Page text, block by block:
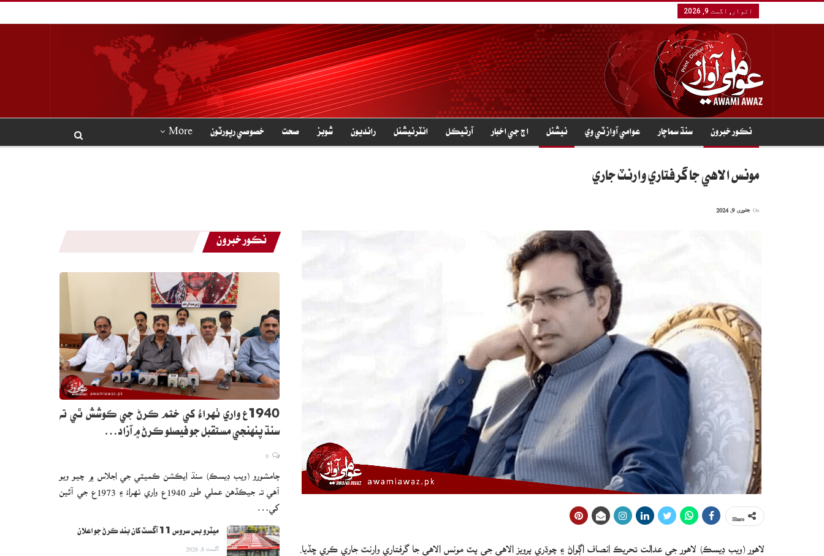
اتوار, اگست 9, 2026
نڪور خبرون سنڌ سماچار عوامي آواز ٽي وي نيشنل اڄ جي اخبار آرٽيڪل انٽرنيشنل رانديون شوبز صحت خصوصي رپورٽون More
مونس الاهي جا گرفتاري وارنٽ جاري
لاهور (ويب ڊيسڪ) لاهور جي عدالت تحريڪ انصاف اڳواڻ ۽ چوڌري پرويز الاهي جي پٽ مونس الاهي جا گرفتاري وارنٽ جاري ڪري ڇڏيا.
نڪور خبرون
1940ع واري ٺهراءُ کي ختم ڪرڻ جي ڪوشش ٿي ته
سنڌ پنهنجي مستقبل جو فيصلو ڪرڻ ۾ آزاد…
ڄامشورو (ويب ڊيسڪ) سنڌ ايڪشن ڪميٽي جي اجلاس ۾ چيو ويو
آهي ته جيڪڏهن عملي طور 1940ع واري ٺهراءُ ۽ 1973ع جي آئين
کي…
ميٽرو بس سروس 11 آگسٽ کان بند ڪرڻ جو اعلان
اگست 8, 2026